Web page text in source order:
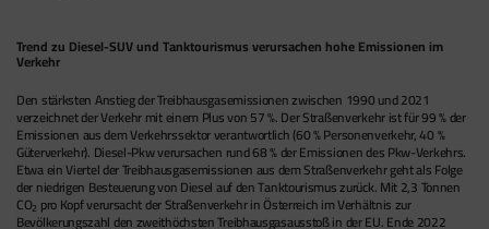
Trend zu Diesel-SUV und Tanktourismus verursachen hohe Emissionen im
Verkehr
Den stärksten Anstieg der Treibhausgasemissionen zwischen 1990 und 2021
verzeichnet der Verkehr mit einem Plus von 57 %. Der Straßenverkehr ist für 99 % der
Emissionen aus dem Verkehrssektor verantwortlich (60 % Personenverkehr, 40 %
Güterverkehr). Diesel-Pkw verursachen rund 68 % der Emissionen des Pkw-Verkehrs.
Etwa ein Viertel der Treibhausgasemissionen aus dem Straßenverkehr geht als Folge
der niedrigen Besteuerung von Diesel auf den Tanktourismus zurück. Mit 2,3 Tonnen
CO2 pro Kopf verursacht der Straßenverkehr in Österreich im Verhältnis zur
Bevölkerungszahl den zweithöchsten Treibhausgasausstoß in der EU. Ende 2022